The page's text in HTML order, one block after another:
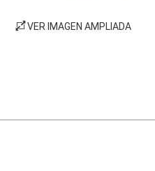
VER IMAGEN AMPLIADA